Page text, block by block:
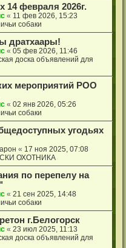
14 февраля 2026г.
« 11 фев 2026, 15:23
собаки
дратхаары!
«05 фев 2026, 11:46
доска объявлений для
мероприятий РОО
«02 янв 2026, 05:26
собаки
угодьях
« 17 ноя 2025, 07:08
ОХОТНИКА
по перепелу на
«21 сен 2025, 14:48
собаки
г.Белогорск
«23 июл 2025, 11:13
доска объявлений для